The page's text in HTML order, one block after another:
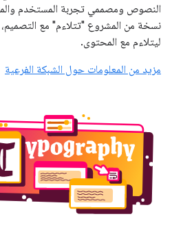
النصوص ومصممي تجربة المستخدم
نسخة من المشروع "تتلاءم" مع
ليتلاءم مع المحتوى.
مزيد من المعلومات حول الشبكة الفرعية